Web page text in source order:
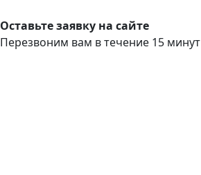
Оставьте заявку на сайте
Перезвоним вам в течение 15 минут